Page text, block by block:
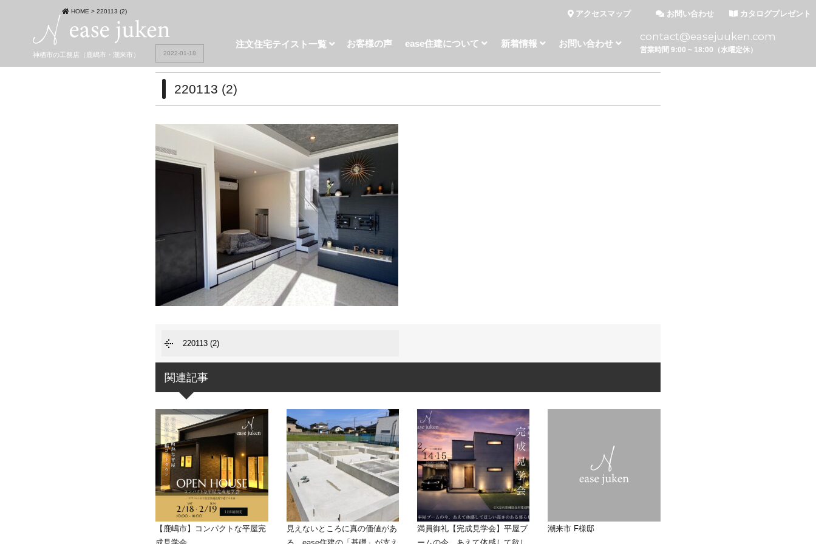
神栖市の工務店（鹿嶋市・潮来市）
アクセスマップ お問い合わせ カタログプレゼント
注文住宅テイスト一覧 お客様の声 ease住建について 新着情報 お問い合わせ
contact@easejuuken.com
営業時間 9:00 ~ 18:00（水曜定休）
HOME > 220113 (2)
2022-01-18
220113 (2)
220113 (2)
関連記事
【鹿嶋市】コンパクトな平屋完
見えないところに真の価値があ
満員御礼【完成見学会】平屋ブ
潮来市 F様邸